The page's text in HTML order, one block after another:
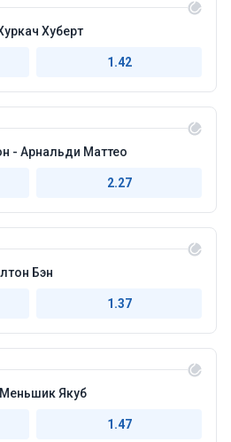
Хуберт
1.42
- Арнальди Маттео
2.27
Бэн
1.37
Якуб
1.47